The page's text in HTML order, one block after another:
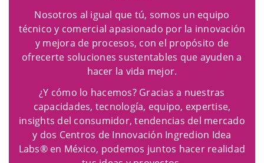
Nosotros al igual que tú, somos un equipo
técnico y comercial apasionado por la innovación
y mejora de procesos, con el propósito de
ofrecerte soluciones sustentables que ayuden a
hacer la vida mejor.
¿Y cómo lo hacemos? Gracias a nuestras
capacidades, tecnología, equipo, expertise,
insights del consumidor, tendencias del mercado
y dos Centros de Innovación Ingredion Idea
Labs® en México, podemos juntos hacer realidad